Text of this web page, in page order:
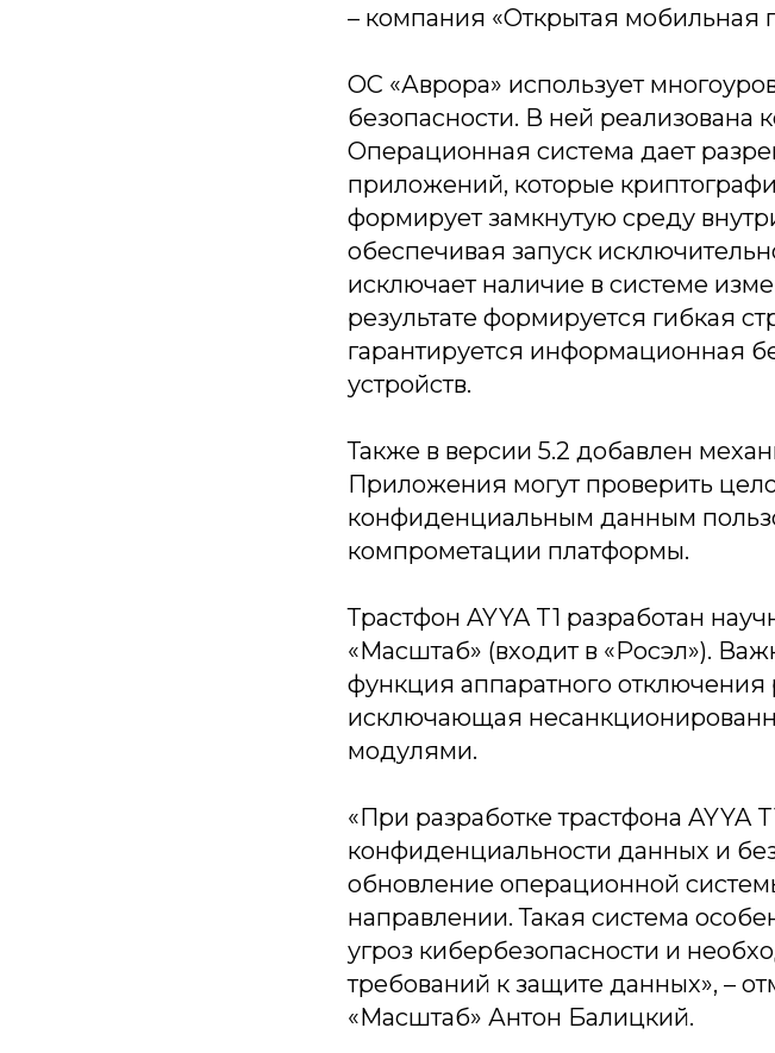
– компания «Открытая мобильная
ОС «Аврора» использует
безопасности. В ней
Операционная система дает
приложений, которые
формирует замкнутую среду
обеспечивая запуск
исключает наличие в системе
результате формируется гибкая
гарантируется информационная
устройств.
Также в версии 5.2 добавлен
Приложения могут проверить
конфиденциальным данным
компрометации платформы.
Трастфон AYYA T1 разработан
«Масштаб» (входит в «Росэл»).
функция аппаратного
исключающая
модулями.
«При разработке трастфона AYYA
конфиденциальности данных и
обновление операционной
направлении. Такая система
угроз кибербезопасности и
требований к защите данных», –
«Масштаб» Антон Балицкий.